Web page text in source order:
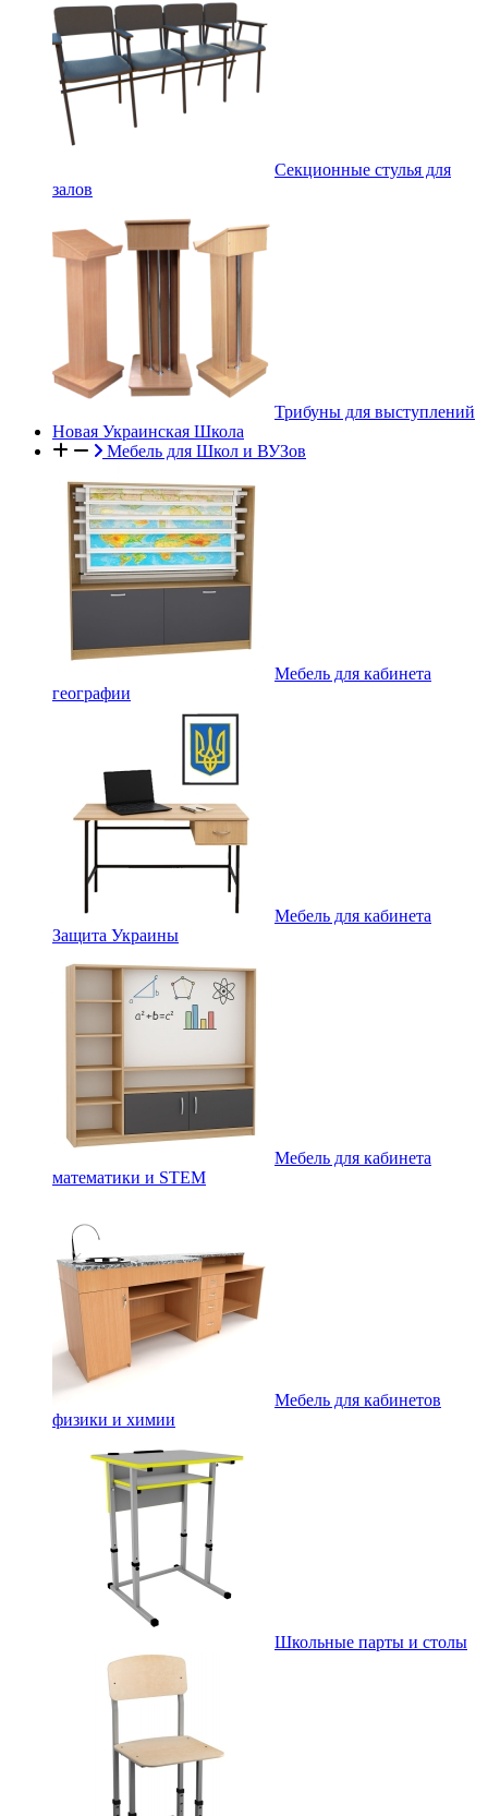
Секционные стулья для
залов
Трибуны для выступлений
Новая Украинская Школа
Мебель для Школ и ВУЗов
Мебель для кабинета
географии
Мебель для кабинета
Защита Украины
Мебель для кабинета
математики и STEM
Мебель для кабинетов
физики и химии
Школьные парты и столы